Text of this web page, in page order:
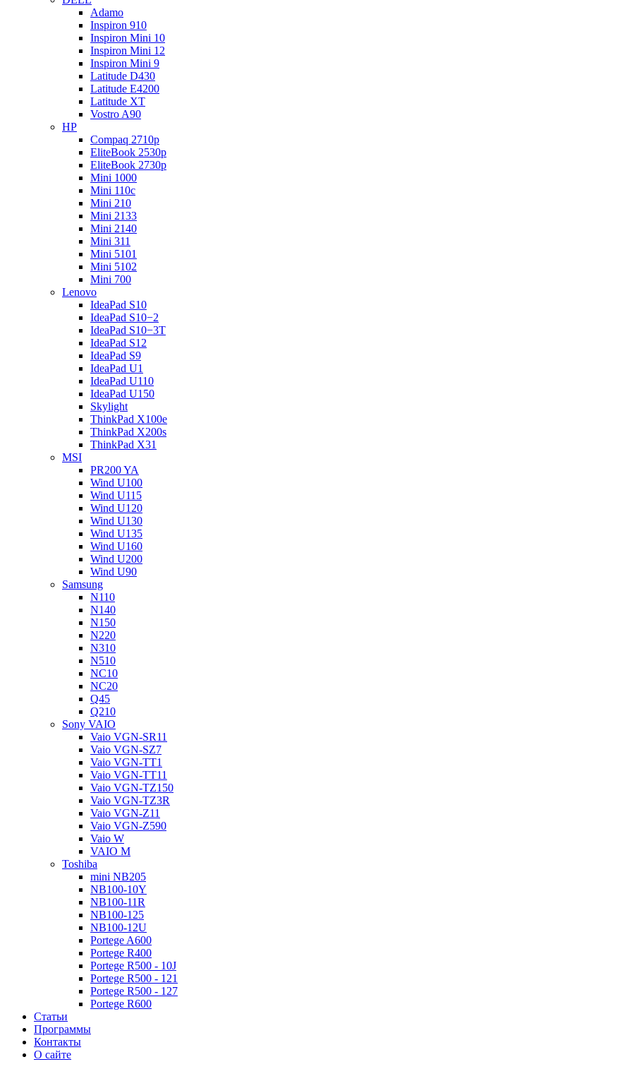
Adamo
Inspiron 910
Inspiron Mini 10
Inspiron Mini 12
Inspiron Mini 9
Latitude D430
Latitude E4200
Latitude XT
Vostro A90
HP
Compaq 2710p
EliteBook 2530p
EliteBook 2730p
Mini 1000
Mini 110c
Mini 210
Mini 2133
Mini 2140
Mini 311
Mini 5101
Mini 5102
Mini 700
Lenovo
IdeaPad S10
IdeaPad S10−2
IdeaPad S10−3T
IdeaPad S12
IdeaPad S9
IdeaPad U1
IdeaPad U110
IdeaPad U150
Skylight
ThinkPad X100e
ThinkPad X200s
ThinkPad X31
MSI
PR200 YA
Wind U100
Wind U115
Wind U120
Wind U130
Wind U135
Wind U160
Wind U200
Wind U90
Samsung
N110
N140
N150
N220
N310
N510
NC10
NC20
Q45
Q210
Sony VAIO
Vaio VGN-SR11
Vaio VGN-SZ7
Vaio VGN-TT1
Vaio VGN-TT11
Vaio VGN-TZ150
Vaio VGN-TZ3R
Vaio VGN-Z11
Vaio VGN-Z590
Vaio W
VAIO M
Toshiba
mini NB205
NB100-10Y
NB100-11R
NB100-125
NB100-12U
Portege A600
Portege R400
Portege R500 - 10J
Portege R500 - 121
Portege R500 - 127
Portege R600
Статьи
Программы
Контакты
О сайте